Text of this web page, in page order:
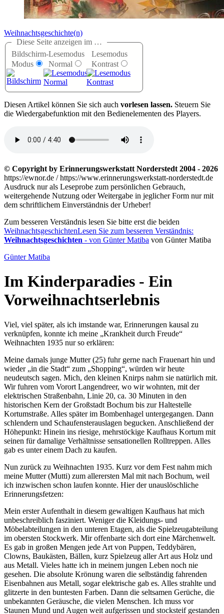
Weihnachtsgeschichte(n)
Diese Seite anzeigen im …
Bildschirm-
Modus
Lesemodus
Normal
Lesemodus
Kontrast
Diesen Artikel können Sie sich auch vorlesen lassen. Steuern Sie
die Wiedergabefunktion mit den Bedienelementen des Players.
© Copyright by Erinnerungswerkstatt Norderstedt 2004 - 2026
https://ewnor.de / https://www.erinnerungswerkstatt-norderstedt.de
Ausdruck nur als Leseprobe zum persönlichen Gebrauch,
weitergehende Nutzung oder Weitergabe in jeglicher Form nur mit
dem schriftlichem Einverständnis der Urheber!
Zum besseren Verständnis lesen Sie bitte erst die beiden
WeihnachtsgeschichtenLesen Sie zum besseren Verständnis:
Weihnachtsgeschichten - von Günter Matiba von Günter Matiba
Günter Matiba
Im Kinderparadies - Ein
Vorweihnachtserlebnis
Viel, viel später, als ich imstande war, Erinnerungen kausal zu
verknüpfen, konnte ich meine
Krankheit durch Freude
Weihnachten 1935 nur so erklären:
Meine damals junge Mutter (25) fuhr gerne nach Frauenart hin und
wieder in die Stadt zum Shopping , würden wir heute
neudeutsch sagen. Mich, den kleinen Knirps nahm sie natürlich mit.
Wir fuhren vom Vorort Langendreer, wo wir wohnten, mit der
elektrischen Straßenbahn, Linie 20, ca. 30 Minuten in den
historischen Kern der Großstadt Bochum bis zur Haltestelle
Kortumstraße. Alles später im Bombenhagel untergegangen. Dann
schlendern und Schaufensterauslagen begucken. Anschließend der
Höhepunkt: Hinein ins riesige, mehrstöckige Kaufhaus Kortum mit
seinen für damalige Verhältnisse sensationellen Rolltreppen. Alles
gab es unter einem Dach zu kaufen.
Nun zurück zu Weihnachten 1935. Kurz vor dem Fest nahm mich
meine Mutter (Mutti) zum allerersten Mal mit nach Bochum, weil
ich inzwischen schon laufen konnte. Hier der unauslöschliche
Erinnerungsfetzen:
Mein erster Aufenthalt in diesem gewaltigen Kaufhaus hat mich
unbeschreiblich fasziniert. Weniger die Kleidungs- und
Möbelabteilungen in den unteren Etagen, als die Spielzeugabteilung
im obersten Stockwerk. Mir offenbarte sich dort eine Märchenwelt.
Es gab in großen Mengen jede Art von Puppen, Teddybären,
Clowns, Baukästen, Bällen, kurz Spielzeug aller Art aus Holz und
aus Metall. Vieles hatte ich in meinem jungen Leben noch nie
gesehen. Die absolute Krönung waren die selbständig fahrenden
Eisenbahnen aus Metall, sogar elektrische gab es. Alles strahlte und
glitzerte in den buntesten Farben. Dann die seltsamen Gerüche, die
unbekannten Geräusche, die vielen Menschen. Ich muss vor
Staunen Mund und Augen weit aufgerissen und stocksteif gestanden